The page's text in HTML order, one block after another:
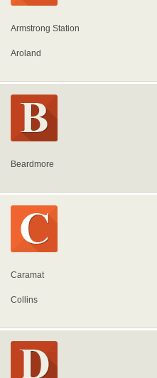
Armstrong Station
Aroland
Beardmore
Caramat
Collins